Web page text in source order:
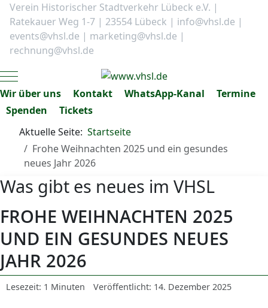
Verein Historischer Stadtverkehr Lübeck e.V. |
Ratekauer Weg 1-7 | 23554 Lübeck | info@vhsl.de |
events@vhsl.de | marketing@vhsl.de |
rechnung@vhsl.de
Mobile Menu Toggle
Wir über uns
Kontakt WhatsApp-Kanal
Termine
Spenden
Tickets
Aktuelle Seite:Startseite
Frohe Weihnachten 2025 und ein gesundes
neues Jahr 2026
Was gibt es neues im VHSL
FROHE WEIHNACHTEN 2025
UND EIN GESUNDES NEUES
JAHR 2026
Lesezeit: 1 Minuten Veröffentlicht: 14. Dezember 2025